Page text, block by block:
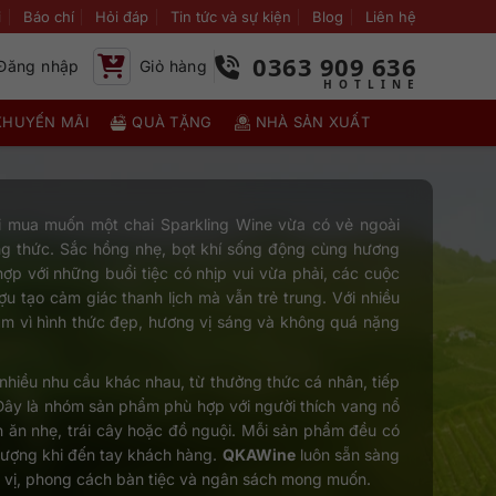
Báo chí Hỏi đáp Tin tức và sự kiện Blog Liên hệ
nhập Giỏ hàng 0363 909 636
MÃI QUÀ TẶNG NHÀ SẢN XUẤT
muốn một chai Sparkling Wine vừa có vẻ ngoài
thức. Sắc hồng nhẹ, bọt khí sống động cùng hương
với những buổi tiệc có nhịp vui vừa phải, các cuộc
tạo cảm giác thanh lịch mà vẫn trẻ trung. Với nhiều
vì hình thức đẹp, hương vị sáng và không quá nặng
nhu cầu khác nhau, từ thưởng thức cá nhân, tiếp
là nhóm sản phẩm phù hợp với người thích vang nổ
nhẹ, trái cây hoặc đồ nguội. Mỗi sản phẩm đều có
khi đến tay khách hàng. QKAWineluôn sẵn sàng
phong cách bàn tiệc và ngân sách mong muốn.